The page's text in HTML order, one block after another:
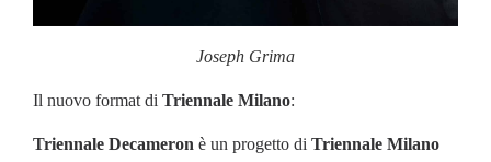
Joseph Grima
Il nuovo format di Triennale Milano:
Triennale Decameron è un progetto di Triennale Milano